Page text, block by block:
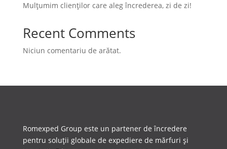
Mulțumim clienților care aleg încrederea, zi de zi!
Recent Comments
Niciun comentariu de arătat.
Romexped Group este un partener de încredere
pentru soluții globale de expediere de mărfuri și